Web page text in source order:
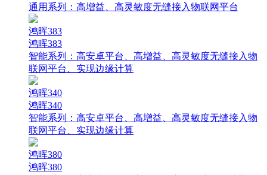
通用系列： 高增益、高灵敏度无缝接入物联网平台
鸿晖383
鸿晖383
智能系列： 高安卓平台、高增益、高灵敏度无缝接入物
联网平台、实现边缘计算
鸿晖340
鸿晖340
智能系列： 高安卓平台、高增益、高灵敏度无缝接入物
联网平台、实现边缘计算
鸿晖380
鸿晖380